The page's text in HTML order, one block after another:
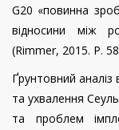
G20 «повинна
відносини між
(Rimmer, 2015. P.
Ґрунтовний
та ухвалення
та проблем